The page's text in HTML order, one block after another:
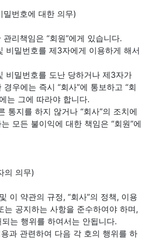
번호에 대한 의무)
리책임은 “회원”에게 있습니다.
비밀번호를 제3자에게 이용하게 해서
비밀번호를 도난 당하거나 제3자가
우에는 즉시 “회사”에 통보하고 “회
는 그에 따라야 합니다.
통지를 하지 않거나 “회사”의 조치에
모든 불이익에 대한 책임은 “회원”에
의 의무)
이 약관의 규정, “회사”의 정책, 이용
는 공지하는 사항을 준수하여야 하며,
는 행위를 하여서는 안됩니다.
과 관련하여 다음 각 호의 행위를 하